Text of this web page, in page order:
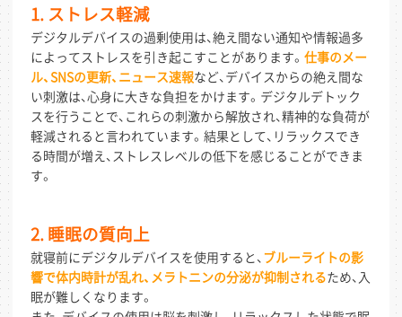
1. ストレス軽減
デジタルデバイスの過剰使用は、絶え間ない通知や情報過多
によってストレスを引き起こすことがあります。 仕事のメー
ル、SNSの更新、ニュース速報など、デバイスからの絶え間な
い刺激は、心身に大きな負担をかけます。デジタルデトック
スを行うことで、これらの刺激から解放され、精神的な負荷が
軽減されると言われています。結果として、リラックスでき
る時間が増え、ストレスレベルの低下を感じることができま
す。
2. 睡眠の質向上
就寝前にデジタルデバイスを使用すると、ブルーライトの影
響で体内時計が乱れ、メラトニンの分泌が抑制されるため、入
眠が難しくなります。